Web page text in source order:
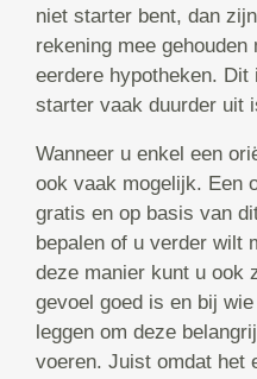
niet starter bent, dan
rekening mee
eerdere hypotheken.
starter vaak duurder uit
Wanneer u enkel een
ook vaak mogelijk. Een
gratis en op basis van
bepalen of u verder wilt
deze manier kunt u ook
gevoel goed is en bij
leggen om deze
voeren. Juist omdat het